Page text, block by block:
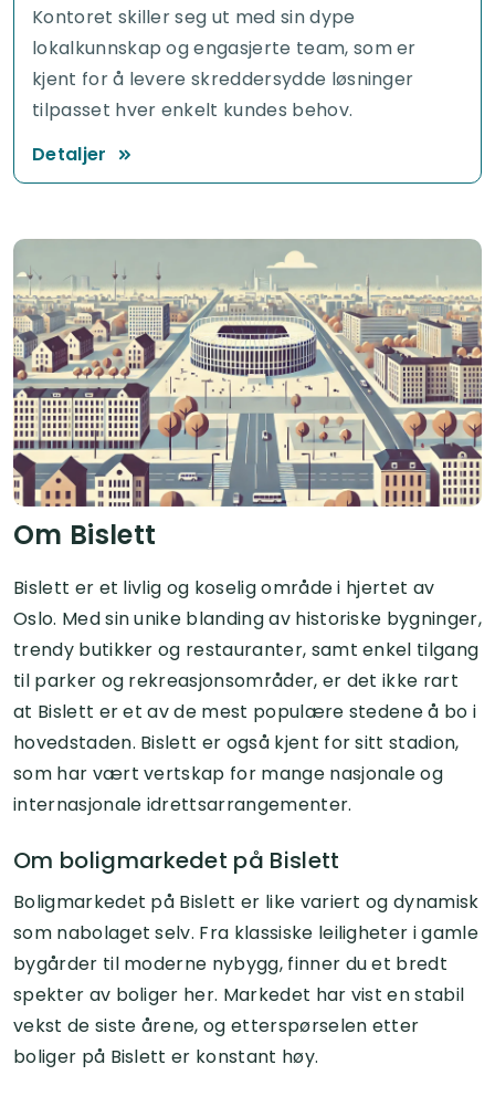
Kontoret skiller seg ut med sin dype
lokalkunnskap og engasjerte team, som er
kjent for å levere skreddersydde løsninger
tilpasset hver enkelt kundes behov.
Detaljer
Om Bislett
Bislett er et livlig og koselig område i hjertet av
Oslo. Med sin unike blanding av historiske bygninger,
trendy butikker og restauranter, samt enkel tilgang
til parker og rekreasjonsområder, er det ikke rart
at Bislett er et av de mest populære stedene å bo i
hovedstaden. Bislett er også kjent for sitt stadion,
som har vært vertskap for mange nasjonale og
internasjonale idrettsarrangementer.
Om boligmarkedet på Bislett
Boligmarkedet på Bislett er like variert og dynamisk
som nabolaget selv. Fra klassiske leiligheter i gamle
bygårder til moderne nybygg, finner du et bredt
spekter av boliger her. Markedet har vist en stabil
vekst de siste årene, og etterspørselen etter
boliger på Bislett er konstant høy.